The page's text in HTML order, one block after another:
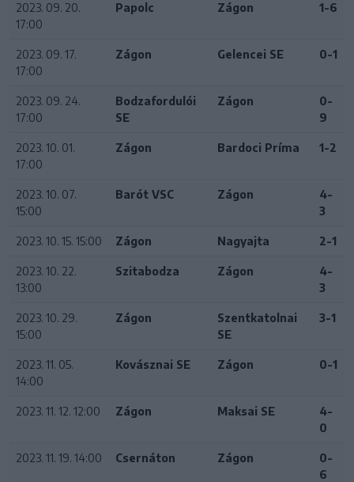
2023. 09. 20.
17:00
Papolc Zágon 1-6
2023. 09. 17.
17:00
Zágon Gelencei SE 0-1
2023. 09. 24.
17:00
Bodzafordulói
SE
Zágon
0-
9
2023. 10. 01.
17:00
Zágon Bardoci Príma 1-2
2023. 10. 07.
15:00
Barót VSC Zágon
4-
3
2023. 10. 15. 15:00 Zágon Nagyajta 2-1
2023. 10. 22.
13:00
Szitabodza Zágon
4-
3
2023. 10. 29.
15:00
Zágon
Szentkatolnai
SE
3-1
2023. 11. 05.
14:00
Kovásznai SE Zágon 0-1
2023. 11. 12. 12:00 Zágon Maksai SE
4-
0
2023. 11. 19. 14:00 Csernáton Zágon
0-
6